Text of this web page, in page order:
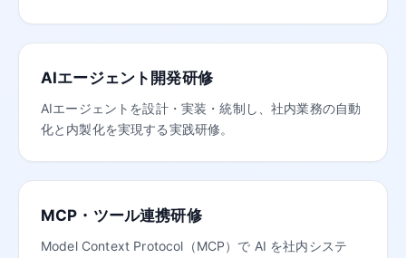
AIエージェント開発研修
AIエージェントを設計・実装・統制し、社内業務の自動
化と内製化を実現する実践研修。
MCP・ツール連携研修
Model Context Protocol（MCP）で AI を社内システ